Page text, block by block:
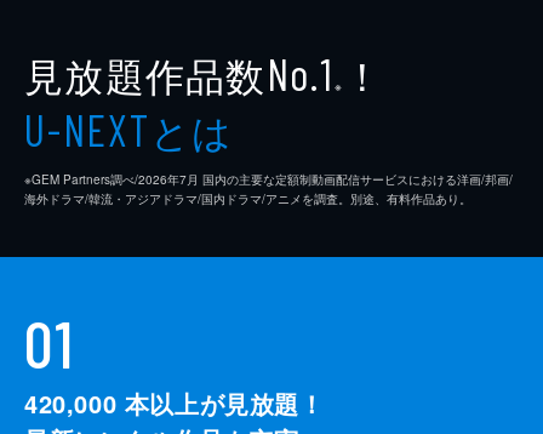
見放題作品数No.1 ※ ！
U-NEXTとは
※GEM Partners調べ/2026年7⽉ 国内の主要な定額制動画配信サービスにおける洋画/邦画/
海外ドラマ/韓流・アジアドラマ/国内ドラマ/アニメを調査。別途、有料作品あり。
01
420,000 本以上が見放題！